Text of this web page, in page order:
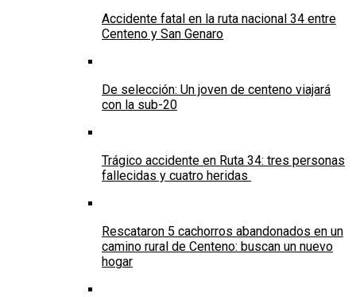
Accidente fatal en la ruta nacional 34 entre
Centeno y San Genaro
De selección: Un joven de centeno viajará
con la sub-20
Trágico accidente en Ruta 34: tres personas
fallecidas y cuatro heridas
Rescataron 5 cachorros abandonados en un
camino rural de Centeno: buscan un nuevo
hogar